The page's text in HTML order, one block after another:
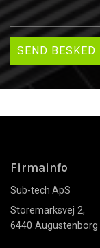
Firmainfo
Sub-tech ApS
Storemarksvej 2,
6440 Augustenborg